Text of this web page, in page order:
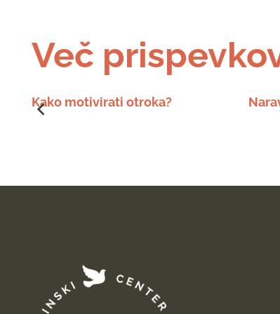
Več
Kako motivirati otroka?